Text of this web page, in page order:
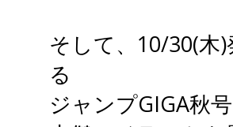
そして、10/30(木)
る
ジャンプGIGA秋